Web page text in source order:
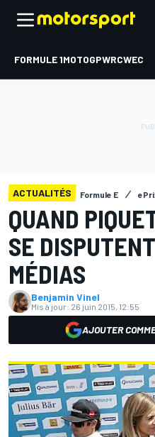
FORMULE 1MOTOGPWRCWEC
ACTUALITÉS Formule E
QUAND
SE
MÉDIAS
Benjamin Vinel
Mis à jour: 26 juin 2015, 12:55
AJOUTER